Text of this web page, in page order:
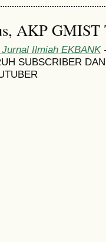
AKP GMIST
Ilmiah EKBANK
SUBSCRIBER